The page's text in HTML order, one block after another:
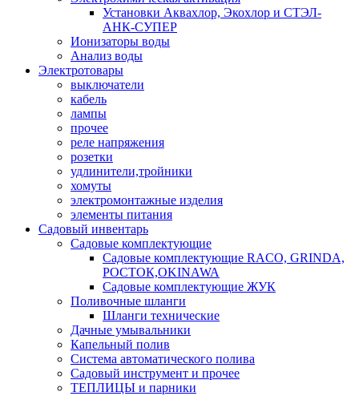
Установки Аквахлор, Экохлор и СТЭЛ-
АНК-СУПЕР
Ионизаторы воды
Анализ воды
Электротовары
выключатели
кабель
лампы
прочее
реле напряжения
розетки
удлинители,тройники
хомуты
электромонтажные изделия
элементы питания
Садовый инвентарь
Садовые комплектующие
Садовые комплектующие RACO, GRINDA,
РОСТОК,OKINAWA
Садовые комплектующие ЖУК
Поливочные шланги
Шланги технические
Дачные умывальники
Капельный полив
Система автоматического полива
Садовый инструмент и прочее
ТЕПЛИЦЫ и парники